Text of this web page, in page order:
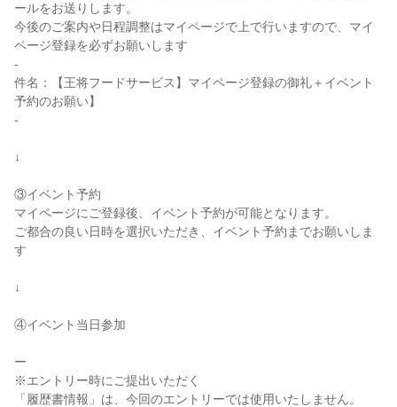
ールをお送りします。
今後のご案内や日程調整はマイページで上で行いますので、マイ
ページ登録を必ずお願いします
-
件名：【王将フードサービス】マイページ登録の御礼＋イベント
予約のお願い】
-
↓
③イベント予約
マイページにご登録後、イベント予約が可能となります。
ご都合の良い日時を選択いただき、イベント予約までお願いしま
す
↓
④イベント当日参加
ー
※エントリー時にご提出いただく
「履歴書情報」は、今回のエントリーでは使用いたしません。